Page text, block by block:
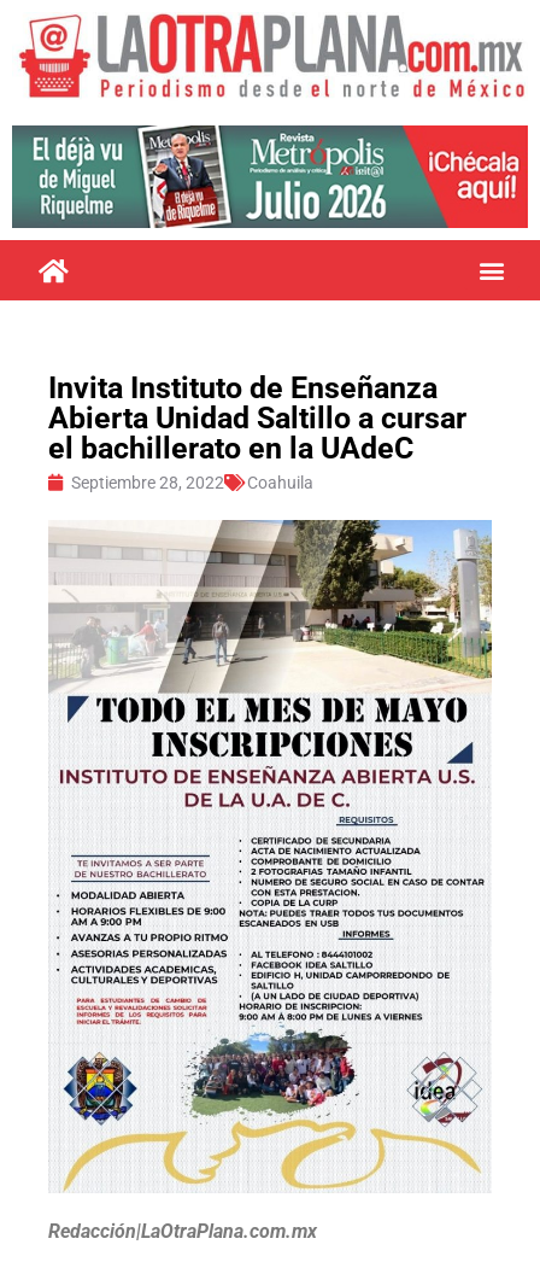
Invita Instituto de Enseñanza
Abierta Unidad Saltillo a cursar
el bachillerato en la UAdeC
Septiembre 28, 2022 Coahuila
Redacción|LaOtraPlana.com.mx